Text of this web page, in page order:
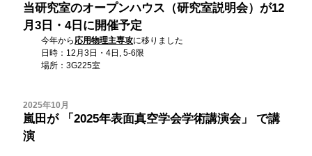
当研究室のオープンハウス（研究室説明会）が12
月3日・4日に開催予定
今年から応用物理主専攻に移りました
日時：12月3日・4日, 5-6限
場所：3G225室
2025年10月
嵐田が 「2025年表面真空学会学術講演会」
で講
演